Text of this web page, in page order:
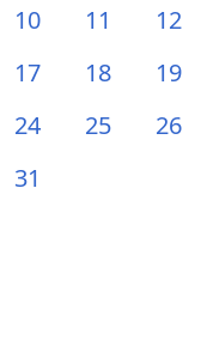
10 11 12
17 18 19
24 25 26
31